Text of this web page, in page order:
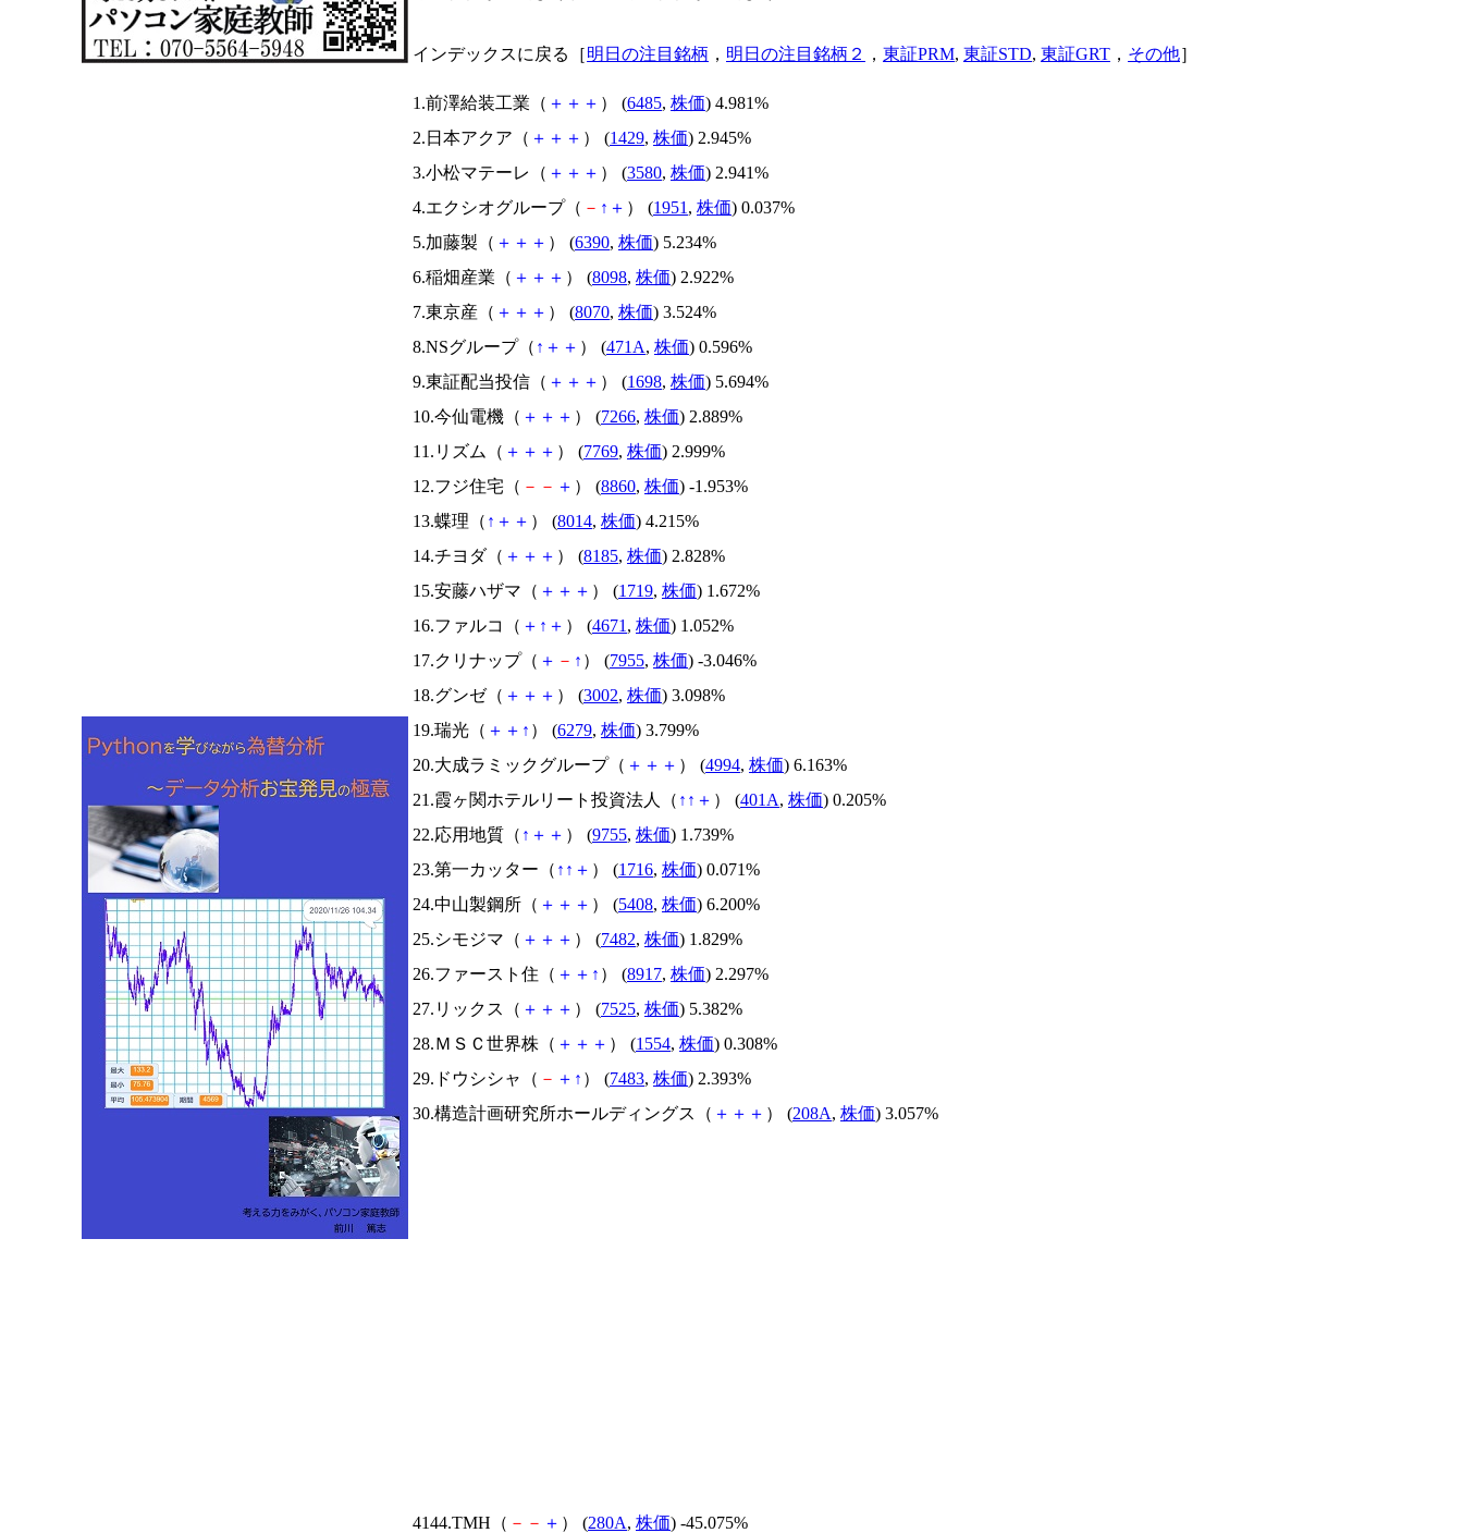
インデックスに戻る［明日の注目銘柄 ， 明日の注目銘柄２ ， 東証PRM, 東証STD, 東証GRT ， その他］
1.前澤給装工業（ ＋ ＋ ＋ ） (6485, 株価) 4.981%
2.日本アクア（ ＋ ＋ ＋ ） (1429, 株価) 2.945%
3.小松マテーレ（ ＋ ＋ ＋ ） (3580, 株価) 2.941%
4.エクシオグループ（ － ↑ ＋ ） (1951 , 株価) 0.037%
5.加藤製（ ＋ ＋ ＋ ） (6390, 株価) 5.234%
6.稲畑産業（ ＋ ＋ ＋ ） (8098, 株価) 2.922%
7.東京産（ ＋ ＋ ＋ ） (8070, 株価) 3.524%
8.NSグループ（ ↑ ＋ ＋ ） (471A, 株価) 0.596%
9.東証配当投信（ ＋ ＋ ＋ ） (1698, 株価) 5.694%
10.今仙電機（ ＋ ＋ ＋ ） (7266, 株価) 2.889%
11.リズム（ ＋ ＋ ＋ ） (7769, 株価) 2.999%
12.フジ住宅（ － － ＋ ） (8860, 株価) -1.953%
13.蝶理（ ↑ ＋ ＋ ） (8014, 株価) 4.215%
14.チヨダ（ ＋ ＋ ＋ ） (8185, 株価) 2.828%
15.安藤ハザマ（ ＋ ＋ ＋ ） (1719, 株価) 1.672%
16.ファルコ（ ＋ ↑ ＋ ） (4671 , 株価) 1.052%
17.クリナップ（ ＋ － ↑ ） (7955, 株価) -3.046%
18.グンゼ（ ＋ ＋ ＋ ） (3002, 株価) 3.098%
19.瑞光（ ＋ ＋ ↑ ） (6279, 株価) 3.799%
20.大成ラミックグループ（ ＋ ＋ ＋ ） (4994, 株価) 6.163%
21.霞ヶ関ホテルリート投資法人（ ↑ ↑ ＋ ） (401A, 株価) 0.205%
22.応用地質（ ↑ ＋ ＋ ） (9755, 株価) 1.739%
23.第一カッター（ ↑ ↑ ＋ ） (1716, 株価) 0.071%
24.中山製鋼所（ ＋ ＋ ＋ ） (5408, 株価) 6.200%
25.シモジマ（ ＋ ＋ ＋ ） (7482, 株価) 1.829%
26.ファースト住（ ＋ ＋ ↑ ） (8917, 株価) 2.297%
27.リックス（ ＋ ＋ ＋ ） (7525, 株価) 5.382%
28.ＭＳＣ世界株（ ＋ ＋ ＋ ） (1554, 株価) 0.308%
29.ドウシシャ（ － ＋ ↑ ） (7483, 株価) 2.393%
30.構造計画研究所ホールディングス（ ＋ ＋ ＋ ） (208A, 株価) 3.057%
4144.TMH（ － － ＋ ） (280A, 株価) -45.075%